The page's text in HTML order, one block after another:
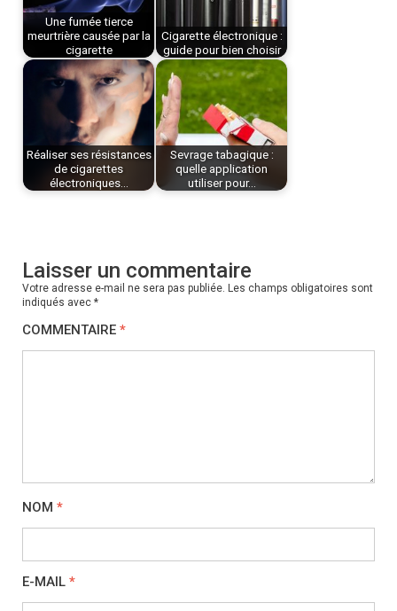
Une fumée tierce
meurtrière causée par la
cigarette
Cigarette électronique :
guide pour bien choisir
Réaliser ses résistances
de cigarettes
électroniques…
Sevrage tabagique :
quelle application
utiliser pour…
Laisser un commentaire
Votre adresse e-mail ne sera pas publiée. Les champs obligatoires sont
indiqués avec *
COMMENTAIRE *
NOM *
E-MAIL *